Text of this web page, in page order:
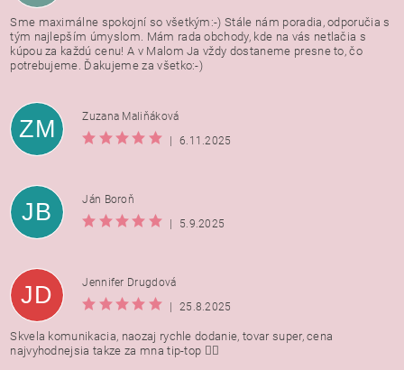
Sme maximálne spokojní so všetkým:-) Stále nám poradia, odporučia s
tým najlepším úmyslom. Mám rada obchody, kde na vás netlačia s
kúpou za každú cenu! A v Malom Ja vždy dostaneme presne to, čo
potrebujeme. Ďakujeme za všetko:-)
ZM
Zuzana Maliňáková
|
6.11.2025
JB
Ján Boroň
|
5.9.2025
JD
Jennifer Drugdová
|
25.8.2025
Skvela komunikacia, naozaj rychle dodanie, tovar super, cena
najvyhodnejsia takze za mna tip-top 👍🏻